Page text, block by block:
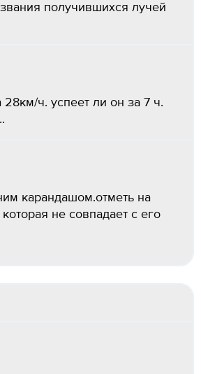
получившихся лучей
28км/ч. успеет ли он за 7 ч.
карандашом.отметь на
не совпадает с его